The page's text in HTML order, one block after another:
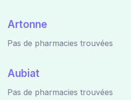
Artonne
Pas de pharmacies trouvées
Aubiat
Pas de pharmacies trouvées